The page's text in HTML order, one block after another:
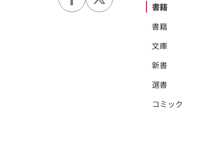
書籍
書籍
文庫
新書
選書
コミック